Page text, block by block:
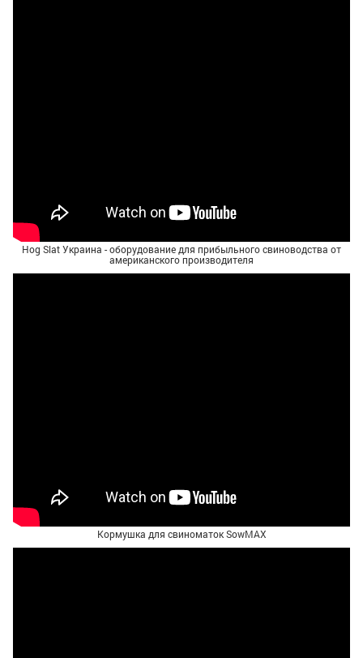
Hog Slat Украина - оборудование для прибыльного свиноводства от
американского производителя
Кормушка для свиноматок SowMAX